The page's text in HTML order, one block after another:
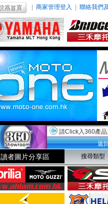
商家管理登入 聯絡我們
請Click入360產
返
讀者圖片分享區 搜尋類型